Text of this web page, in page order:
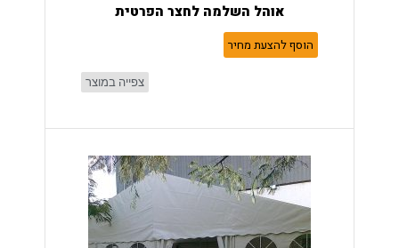
אוהל השלמה לחצר הפרטית
הוסף להצעת מחיר
צפייה במוצר